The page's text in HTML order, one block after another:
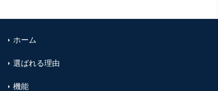
ホーム
選ばれる理由
機能